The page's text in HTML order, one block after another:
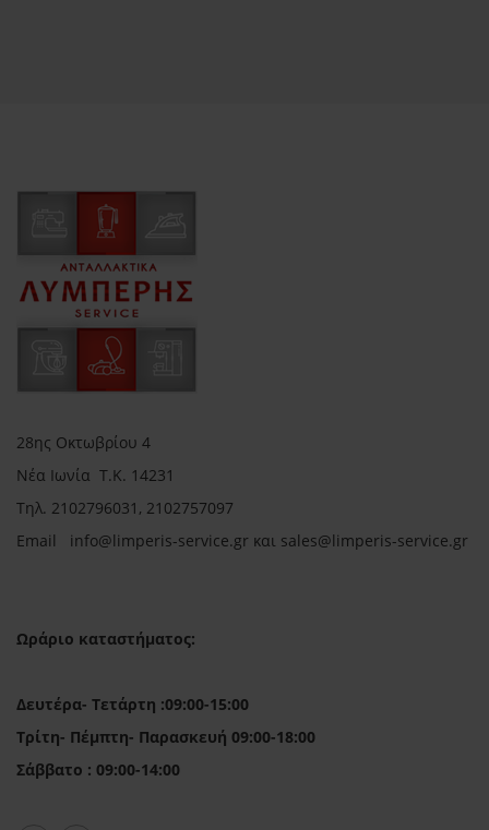
28ης Οκτωβρίου 4
Νέα Ιωνία Τ.Κ. 14231
Τηλ. 2102796031, 2102757097
Email info@limperis-service.gr και sales@limperis-service.gr
Ωράριο καταστήματος:
Δευτέρα- Τετάρτη :09:00-15:00
Τρίτη- Πέμπτη- Παρασκευή 09:00-18:00
Σάββατο : 09:00-14:00